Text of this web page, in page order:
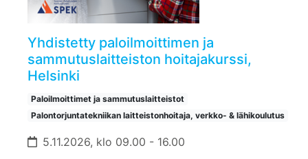
Yhdistetty paloilmoittimen ja
sammutuslaitteiston hoitajakurssi,
Helsinki
Paloilmoittimet ja sammutuslaitteistot
Palontorjuntatekniikan laitteistonhoitaja, verkko- & lähikoulutus
5.11.2026, klo 09.00 - 16.00